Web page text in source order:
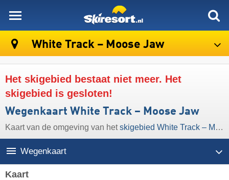
White Track – Moose Jaw
Het skigebied bestaat niet meer. Het
skigebied is gesloten!
Wegenkaart White Track – Moose Jaw
Kaart van de omgeving van hetskigebied White Track – Moose Jaw
Wegenkaart
Kaart